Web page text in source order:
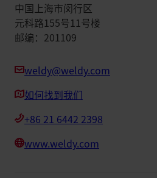
中国上海市闵行区
元科路155号11号楼
邮编：201109
weldy@weldy.com
如何找到我们
+86 21 6442 2398
www.weldy.com